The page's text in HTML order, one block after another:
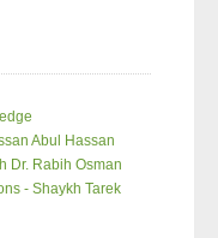
Abul Hassan
Dr. Rabih Osman
- Shaykh Tarek